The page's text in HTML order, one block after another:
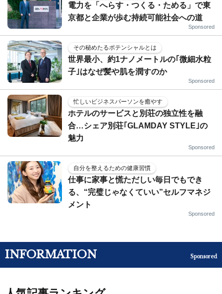
電力を「へらす・つくる・ためる」で東
京都と企業が歩む持続可能社会への道
Sponsored
その秘めたるポテンシャルとは
世界最小、約1ナノメートルの｢微細水粒
子｣はなぜ髪や肌を潤すのか
Sponsored
忙しいビジネスパーソンを癒やす
ホテルのサービスと別荘の独立性を融
合…シェア別荘｢GLAMDAY STYLE｣の
魅力
Sponsored
自分を整えるための健康習慣
仕事に家事と慌ただしい毎日でもでき
る、“完璧じゃなくていい”セルフマネジ
メント
Sponsored
INFORMATION Sponsored